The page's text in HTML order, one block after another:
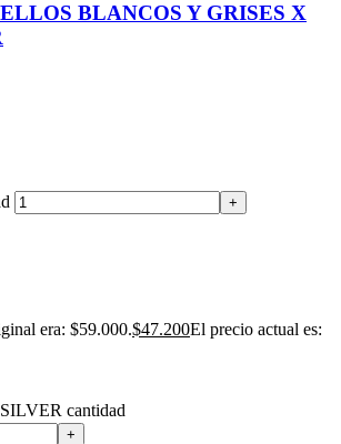
BLANCOS Y GRISES X
era: $59.000.$47.200El precio actual es:
cantidad